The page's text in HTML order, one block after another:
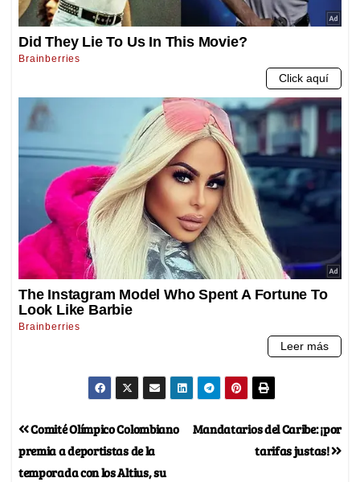
Mandatarios del Caribe: ¡por
tarifas justas!
Comité Olímpico Colombiano
premia a deportistas de la
temporada con los Altius, su